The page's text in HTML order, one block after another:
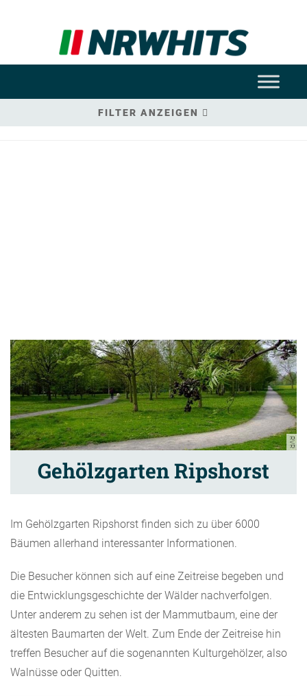
FILTER ANZEIGEN
RVR
Gehölzgarten Ripshorst
Im Gehölzgarten Ripshorst finden sich zu über 6000
Bäumen allerhand interessanter Informationen.
Die Besucher können sich auf eine Zeitreise begeben und
die Entwicklungsgeschichte der Wälder nachverfolgen.
Unter anderem zu sehen ist der Mammutbaum, eine der
ältesten Baumarten der Welt. Zum Ende der Zeitreise hin
treffen Besucher auf die sogenannten Kulturgehölzer, also
Walnüsse oder Quitten.